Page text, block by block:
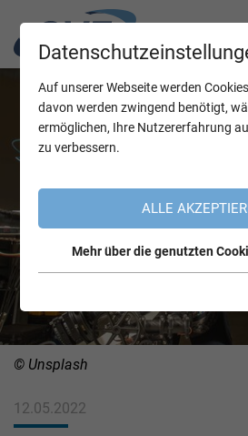
© Unsplash
12.05.2022
Auf unserer Webseite werden
davon werden zwingend benötigt,
ermöglichen, Ihre Nutzererfahrung
zu verbessern.
ALLE
Mehr über die genutzten